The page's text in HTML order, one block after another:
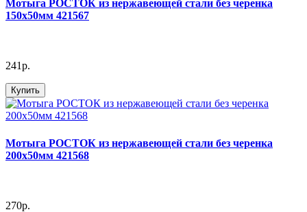
Мотыга РОСТОК из нержавеющей стали без черенка
150х50мм 421567
241р.
Купить
Мотыга РОСТОК из нержавеющей стали без черенка
200х50мм 421568
270р.